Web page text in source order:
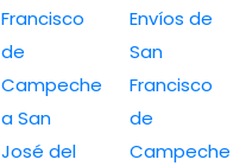
Francisco
de
Campeche
a San
José del
Envíos de
San
Francisco
de
Campeche